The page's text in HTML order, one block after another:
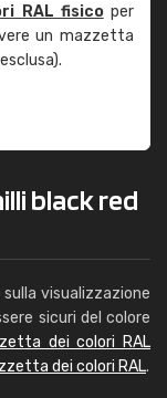
RAL fisicoper
un mazzetta
black red
visualizzazione
sicuri del colore
dei colori RAL
dei colori RAL.